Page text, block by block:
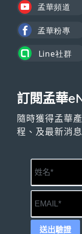
訂閱孟華
隨時獲得孟華
程、及最新消息
送出驗證